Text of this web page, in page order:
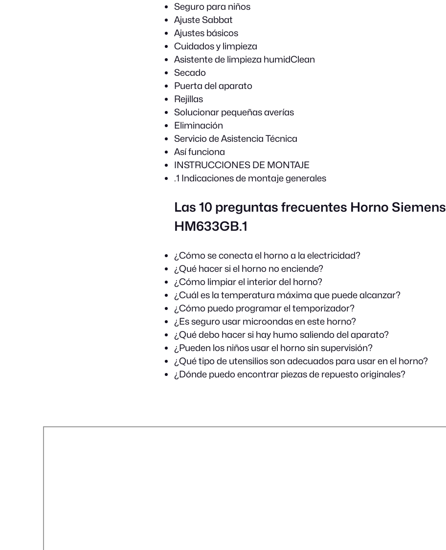
Seguro para niños
Ajuste Sabbat
Ajustes básicos
Cuidados y limpieza
Asistente de limpieza humidClean
Secado
Puerta del aparato
Rejillas
Solucionar pequeñas averías
Eliminación
Servicio de Asistencia Técnica
Así funciona
INSTRUCCIONES DE MONTAJE
.1 Indicaciones de montaje generales
Las 10 preguntas frecuentes Horno Siemens
HM633GB.1
¿Cómo se conecta el horno a la electricidad?
¿Qué hacer si el horno no enciende?
¿Cómo limpiar el interior del horno?
¿Cuál es la temperatura máxima que puede alcanzar?
¿Cómo puedo programar el temporizador?
¿Es seguro usar microondas en este horno?
¿Qué debo hacer si hay humo saliendo del aparato?
¿Pueden los niños usar el horno sin supervisión?
¿Qué tipo de utensilios son adecuados para usar en el horno?
¿Dónde puedo encontrar piezas de repuesto originales?